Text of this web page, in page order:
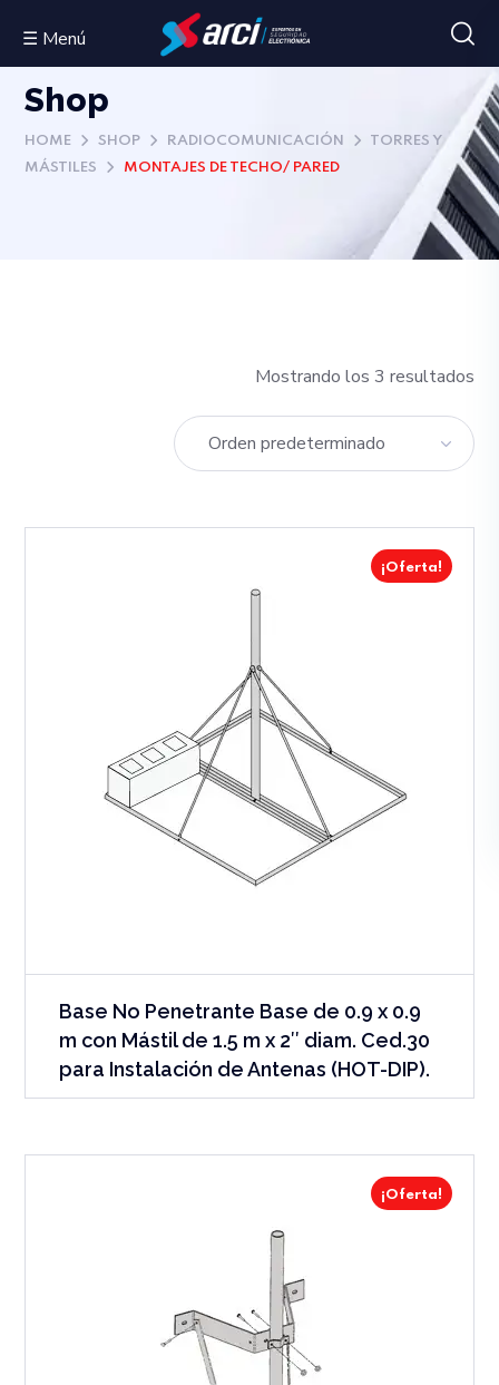
☰ Menú
Shop
HOME SHOP RADIOCOMUNICACIÓN
TORRES Y
MÁSTILES
MONTAJES DE TECHO/ PARED
Mostrando los 3 resultados
¡Oferta!
Base No Penetrante Base de 0.9 x 0.9
m con Mástil de 1.5 m x 2″ diam. Ced.30
para Instalación de Antenas (HOT-DIP).
¡Oferta!